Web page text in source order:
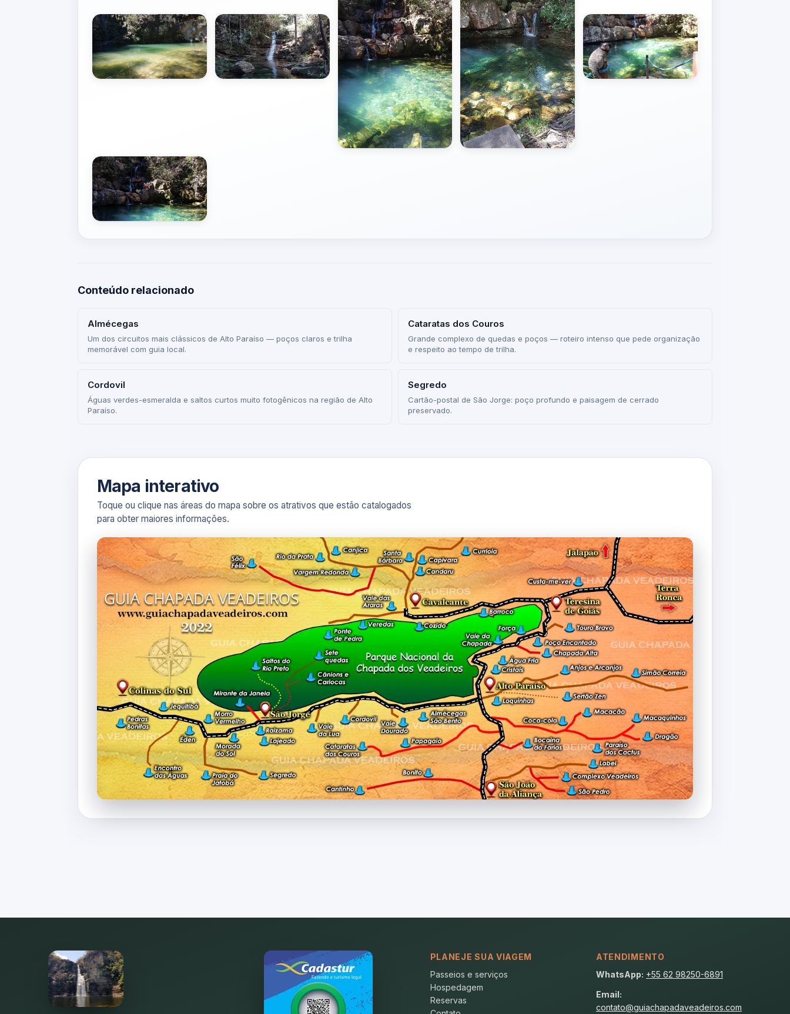
Conteúdo relacionado
Almécegas
Um dos circuitos mais clássicos de Alto Paraíso — poços claros e trilha
memorável com guia local.
Cataratas dos Couros
Grande complexo de quedas e poços — roteiro intenso que pede organização
e respeito ao tempo de trilha.
Cordovil
Águas verdes-esmeralda e saltos curtos muito fotogênicos na região de Alto
Paraíso.
Segredo
Cartão-postal de São Jorge: poço profundo e paisagem de cerrado
preservado.
Mapa interativo
Toque ou clique nas áreas do mapa sobre os atrativos que estão catalogados
para obter maiores informações.
PLANEJE SUA VIAGEM
Passeios e serviços
Hospedagem
Reservas
ATENDIMENTO
WhatsApp: +55 62 98250-6891
Email:
contato@guiachapadaveadeiros.com